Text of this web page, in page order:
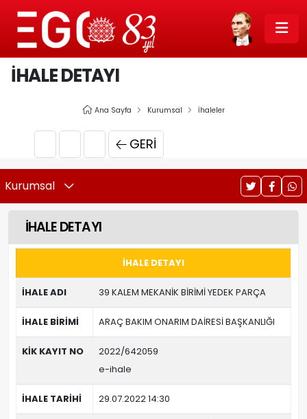
İHALE DETAYI
Ana Sayfa Kurumsal İhaleler
GERI
Kurumsal
İHALE DETAYI
İHALE DETAYI
İHALE ADI 39 KALEM MEKANİK BİRİMİ YEDEK PARÇA
İHALE BİRİMİ ARAÇ BAKIM ONARIM DAİRESİ BAŞKANLIĞI
KİK KAYIT NO
2022/642059
e-ihale
İHALE TARİHİ 29.07.2022 14:30